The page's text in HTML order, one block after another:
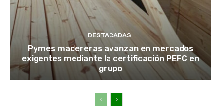
DESTACADAS
Pymes madereras avanzan en mercados
exigentes mediante la certificación PEFC en
grupo